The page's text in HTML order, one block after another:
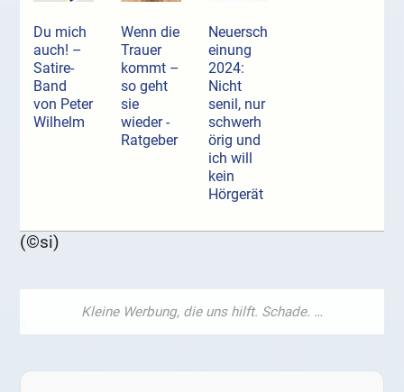
Du mich
auch! –
Satire-
Band
von Peter
Wilhelm
Wenn die
Trauer
kommt –
so geht
sie
wieder -
Ratgeber
Neuersch
einung
2024:
Nicht
senil, nur
schwerh
örig und
ich will
kein
Hörgerät
(©si)